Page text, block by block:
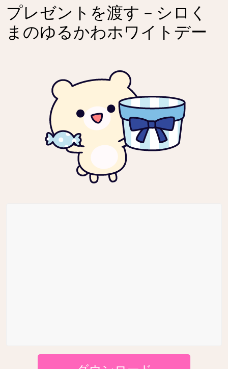
プレゼントを渡す – シロく
まのゆるかわホワイトデー